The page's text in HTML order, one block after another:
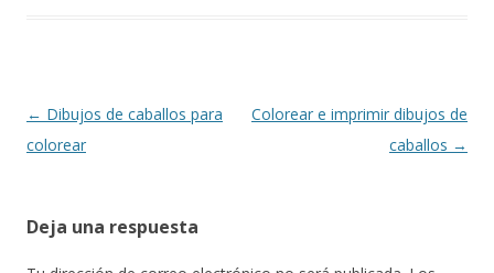
Navegación
de
← Dibujos de caballos para
colorear
Colorear e imprimir dibujos de
caballos →
Deja una respuesta